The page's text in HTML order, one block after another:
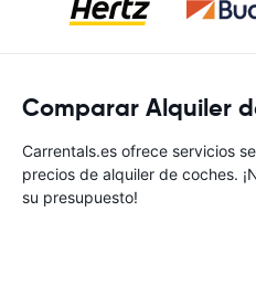
Comparar Alquiler
Carrentals.es ofrece servicios
precios de alquiler de coches.
su presupuesto!